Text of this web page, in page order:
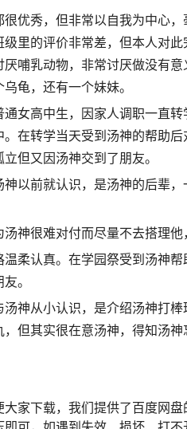
优秀，但非常以自我为中心
里的评价非常差，但本人对
哺乳动物，非常讨厌做没有
龟，还有一个妹妹。
女高中生，因家人调职一直
在转学当天受到汤神的帮助
但又因汤神交到了朋友。
以前就认识，是汤神的后辈
神很难对付而尽量不去搭理他
柔认真。在学园祭受到汤神
。
神从小认识，是介绍汤神打
但其实很在意汤神，得知汤神
家下载，我们提供了百度网